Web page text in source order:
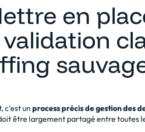
en
un process précis de gestion des
être largement partagé entre toutes